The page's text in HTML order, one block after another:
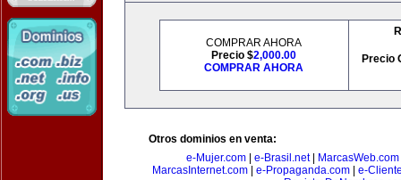
COMPRAR AHORA
Precio $2,000.00
COMPRAR AHORA
Precio
Otros dominios en venta:
e-Mujer.com| e-Brasil.net| MarcasWeb.com
MarcasInternet.com| e-Propaganda.com| e-